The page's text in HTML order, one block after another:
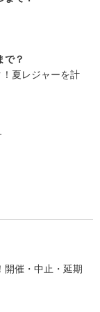
で？
夏レジャーを計
開催・中止・延期